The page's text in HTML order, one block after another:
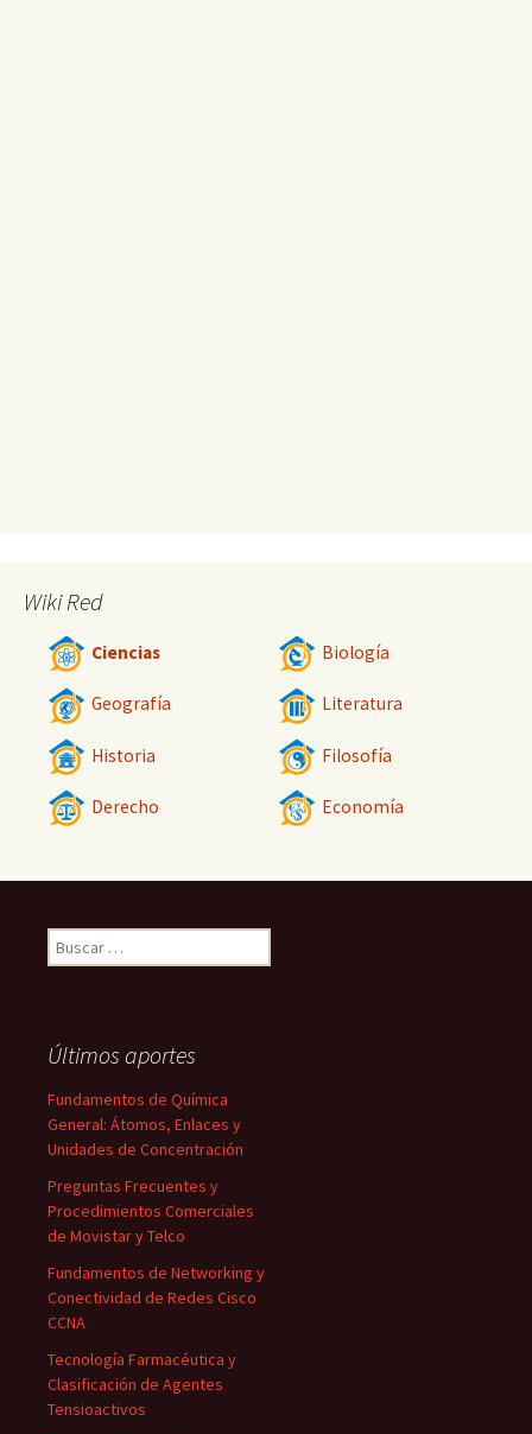
Wiki Red
Ciencias Biología
Geografía Literatura
Historia Filosofía
Derecho Economía
Buscar:
Últimos aportes
Fundamentos de Química
General: Átomos, Enlaces y
Unidades de Concentración
Preguntas Frecuentes y
Procedimientos Comerciales
de Movistar y Telco
Fundamentos de Networking y
Conectividad de Redes Cisco
CCNA
Tecnología Farmacéutica y
Clasificación de Agentes
Tensioactivos